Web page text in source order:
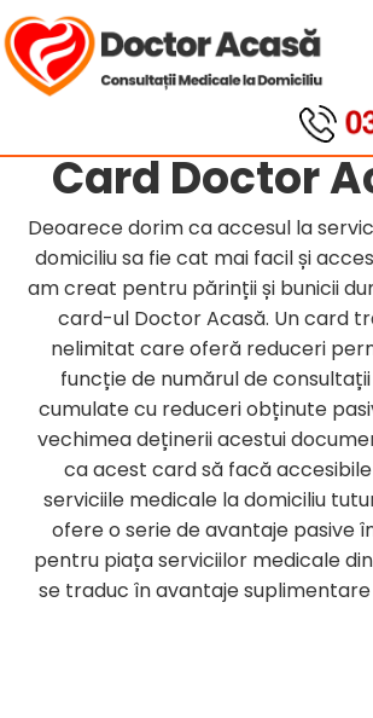
Card Doctor
Deoarece dorim ca accesul la
domiciliu sa fie cat mai facil și
am creat pentru părinții și bunicii
card-ul Doctor Acasă. Un card
nelimitat care oferă reduceri
funcție de numărul de
cumulate cu reduceri obținute
vechimea deținerii acestui
ca acest card să facă
serviciile medicale la domiciliu
ofere o serie de avantaje pasive
pentru piața serviciilor medicale
se traduc în avantaje